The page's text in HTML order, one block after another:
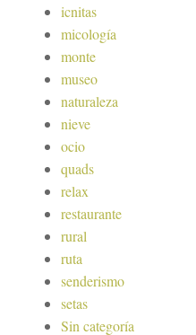
icnitas
micología
monte
museo
naturaleza
nieve
ocio
quads
relax
restaurante
rural
ruta
senderismo
setas
Sin categoría